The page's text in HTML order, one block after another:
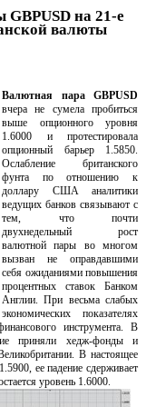
на 21-е
валюты
Валютная пара GBPUSD
вчера не сумела пробиться
выше опционного уровня
1.6000 и протестировала
опционный барьер 1.5850.
Ослабление британского
фунта по отношению к
доллару США аналитики
ведущих банков связывают с
тем, что почти
двухнедельный рост
валютной пары во многом
вызван не оправдавшими
себя ожиданиями повышения
процентных ставок Банком
Англии. При весьма слабых
экономических показателях
инструмента. В
приняли хедж-фонды и
В настоящее
ее падение сдерживает
уровень 1.6000.